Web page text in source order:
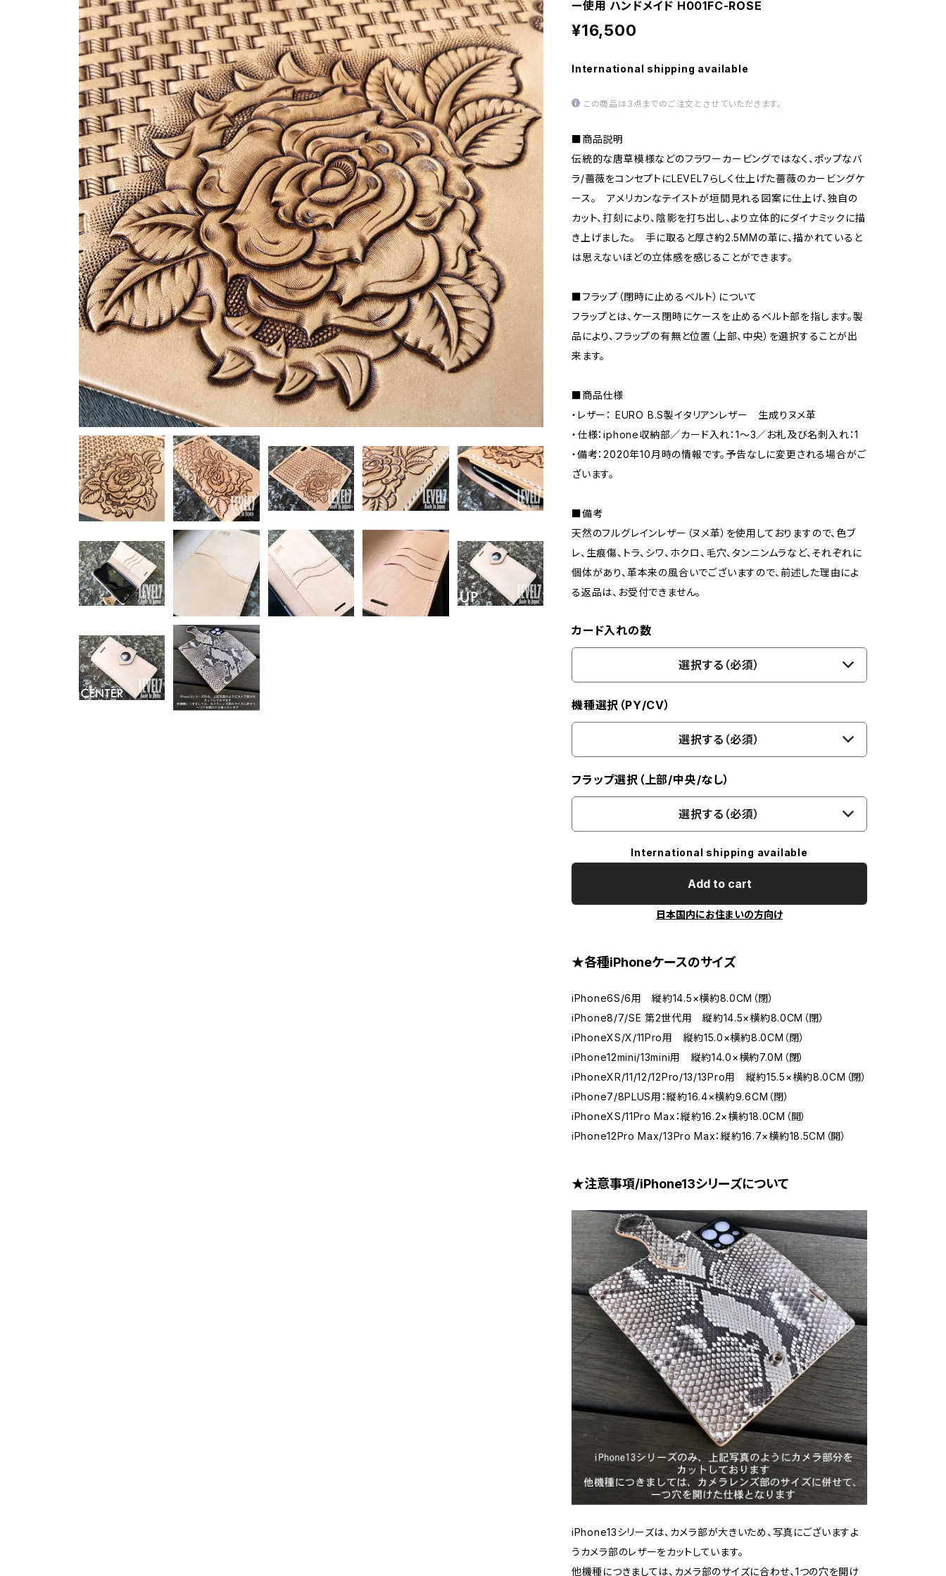
ー使用 ハンドメイド H001FC-ROSE
¥16,500
International shipping available
この商品は3点までのご注文とさせていただきます。
■商品説明
伝統的な唐草模様などのフラワーカービングではなく、ポップなバ
ラ/薔薇をコンセプトにLEVEL7らしく仕上げた薔薇のカービングケ
ース。 アメリカンなテイストが垣間見れる図案に仕上げ、独自の
カット、打刻により、陰影を打ち出し、より立体的にダイナミックに描
き上げました。 手に取ると厚さ約2.5MMの革に、描かれていると
は思えないほどの立体感を感じることができます。
■フラップ（閉時に止めるベルト）について
フラップとは、ケース閉時にケースを止めるベルト部を指します。製
品により、フラップの有無と位置（上部、中央）を選択することが出
来ます。
■商品仕様
・レザー： EURO B.S製イタリアンレザー 生成りヌメ革
・仕様：iphone収納部／カード入れ：1～3／お札及び名刺入れ：1
・備考：2020年10月時の情報です。予告なしに変更される場合がご
ざいます。
■備考
天然のフルグレインレザー（ヌメ革）を使用しておりますので、色ブ
レ、生痕傷、トラ、シワ、ホクロ、毛穴、タンニンムラなど、それぞれに
個体があり、革本来の風合いでございますので、前述した理由によ
る返品は、お受付できません。
カード入れの数
選択する（必須）
機種選択（PY/CV）
選択する（必須）
フラップ選択（上部/中央/なし）
選択する（必須）
International shipping available
Add to cart
日本国内にお住まいの方向け
★各種iPhoneケースのサイズ
iPhone6S/6用 縦約14.5×横約8.0CM（閉）
iPhone8/7/SE 第2世代用 縦約14.5×横約8.0CM（閉）
iPhoneXS/X/11Pro用 縦約15.0×横約8.0CM（閉）
iPhone12mini/13mini用 縦約14.0×横約7.0M（閉）
iPhoneXR/11/12/12Pro/13/13Pro用 縦約15.5×横約8.0CM（閉）
iPhone7/8PLUS用：縦約16.4×横約9.6CM（閉）
iPhoneXS/11Pro Max：縦約16.2×横約18.0CM（開）
iPhone12Pro Max/13Pro Max：縦約16.7×横約18.5CM（開）
★注意事項/iPhone13シリーズについて
iPhone13シリーズは、カメラ部が大きいため、写真にございますよ
うカメラ部のレザーをカットしています。
他機種につきましては、カメラ部のサイズに合わせ、1つの穴を開け